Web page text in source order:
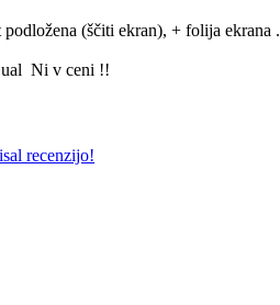
(ščiti ekran), + folija ekrana .
Ni v ceni !!
recenzijo!